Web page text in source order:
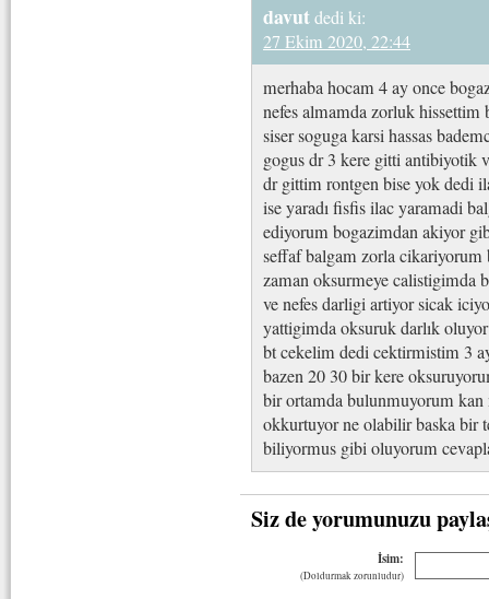
davutdedi ki:
27 Ekim 2020, 22:44
merhaba hocam 4 ay once
nefes almamda zorluk
siser soguga karsi hassas
gogus dr 3 kere gitti antibiyotik
dr gittim rontgen bise yok dedi
ise yaradı fisfis ilac yaramadi
ediyorum bogazimdan akiyor
seffaf balgam zorla
zaman oksurmeye calistigimda
ve nefes darligi artiyor sicak
yattigimda oksuruk darlık
bt cekelim dedi cektirmistim 3
bazen 20 30 bir kere
bir ortamda bulunmuyorum
okkurtuyor ne olabilir baska bir
biliyormus gibi oluyorum
Siz de yorumunuzu
İsim:
(Doldurmak zorunludur)